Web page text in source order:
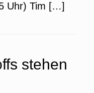
Uhr) Tim […]
stehen